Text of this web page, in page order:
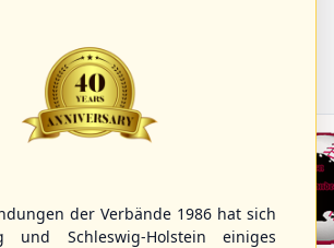
HBV
der Verbände 1986 hat sich
und Schleswig-Holstein einiges